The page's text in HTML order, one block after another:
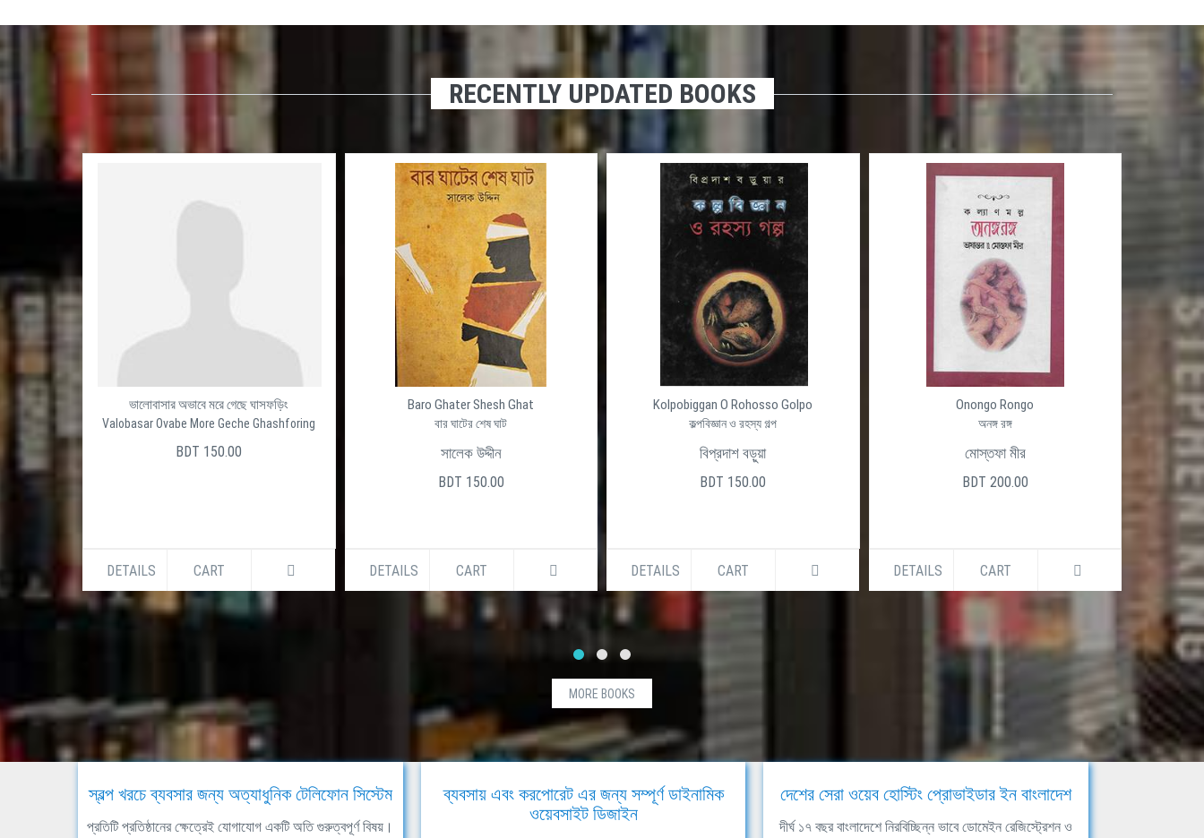
RECENTLY UPDATED BOOKS
ভালোবাসার অভাবে মরে গেছে ঘাসফড়িং
Valobasar Ovabe More Geche Ghashforing
BDT 150.00
DETAILS CART
Baro Ghater Shesh Ghat
বার ঘাটের শেষ ঘাট
সালেক উদ্দীন
BDT 150.00
DETAILS CART
Kolpobiggan O Rohosso Golpo
কল্পবিজ্ঞান ও রহস্য গল্প
বিপ্রদাশ বড়ুয়া
BDT 150.00
DETAILS CART
Onongo Rongo
অনঙ্গ রঙ্গ
মোস্তফা মীর
BDT 200.00
DETAILS CART DETAILS
MORE BOOKS
স্বল্প খরচে ব্যবসার জন্য অত্যাধুনিক টেলিফোন সিস্টেম
প্রতিটি প্রতিষ্ঠানের ক্ষেত্রেই যোগাযোগ একটি অতি গুরুত্বপূর্ণ বিষয়।
ব্যবসায় এবং করপোরেট এর জন্য সম্পূর্ণ ডাইনামিক
ওয়েবসাইট ডিজাইন
দেশের সেরা ওয়েব হোস্টিং প্রোভাইডার ইন বাংলাদেশ
দীর্ঘ ১৭ বছর বাংলাদেশে নিরবিচ্ছিন্ন ভাবে ডোমেইন রেজিস্ট্রেশন ও